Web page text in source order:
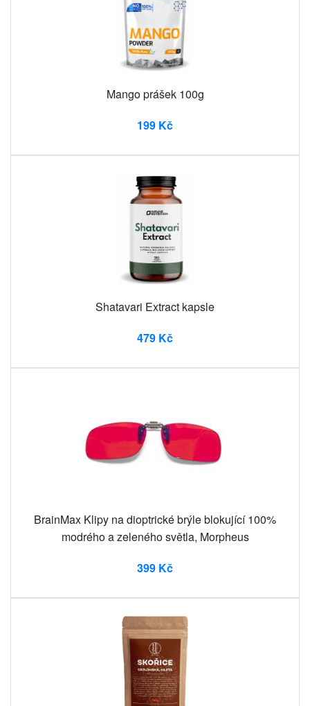
Mango prášek 100g
199 Kč
Shatavari Extract kapsle
479 Kč
BrainMax Klipy na dioptrické brýle blokující 100%
modrého a zeleného světla, Morpheus
399 Kč